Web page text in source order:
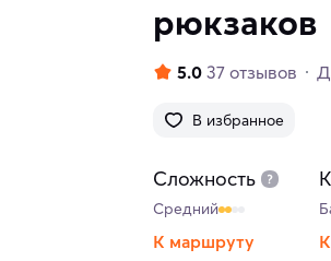
рюкзаков
В избранное
5.0 37 отзывов
Сложность
Средний
К маршруту